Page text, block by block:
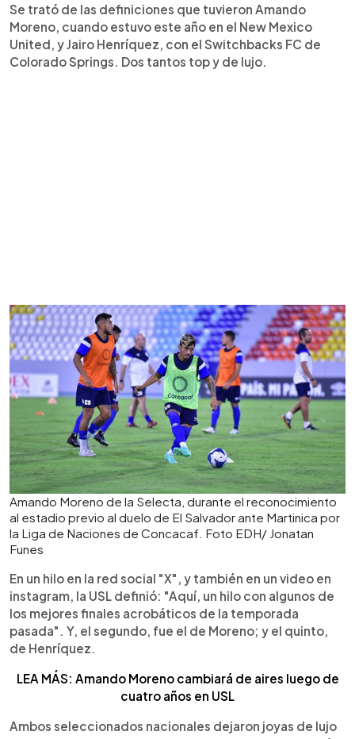
Se trató de las definiciones que tuvieron Amando
Moreno, cuando estuvo este año en el New Mexico
United, y Jairo Henríquez, con el Switchbacks FC de
Colorado Springs. Dos tantos top y de lujo.
Amando Moreno de la Selecta, durante el reconocimiento
al estadio previo al duelo de El Salvador ante Martinica por
la Liga de Naciones de Concacaf. Foto EDH/ Jonatan
Funes
En un hilo en la red social "X", y también en un video en
instagram, la USL definió: "Aquí, un hilo con algunos de
los mejores finales acrobáticos de la temporada
pasada". Y, el segundo, fue el de Moreno; y el quinto,
de Henríquez.
LEA MÁS: Amando Moreno cambiará de aires luego de
cuatro años en USL
Ambos seleccionados nacionales dejaron joyas de lujo